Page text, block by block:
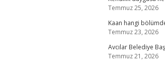
Temmuz 25, 2026
Kaan hangi
Temmuz 23, 2026
Avcılar Belediye
Temmuz 21, 2026